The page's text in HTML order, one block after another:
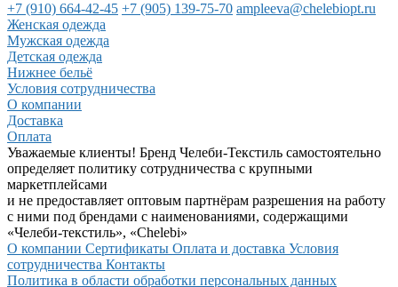
+7 (910) 664-42-45 +7 (905) 139-75-70 ampleeva@chelebiopt.ru
Женская одежда
Мужская одежда
Детская одежда
Нижнее бельё
Условия сотрудничества
О компании
Доставка
Оплата
Уважаемые клиенты! Бренд Челеби-Текстиль самостоятельно
определяет политику сотрудничества с крупными
маркетплейсами
и не предоставляет оптовым партнёрам разрешения на работу
с ними под брендами с наименованиями, содержащими
«Челеби-текстиль», «Chelebi»
О компании Сертификаты Оплата и доставка Условия
сотрудничества Контакты
Политика в области обработки персональных данных